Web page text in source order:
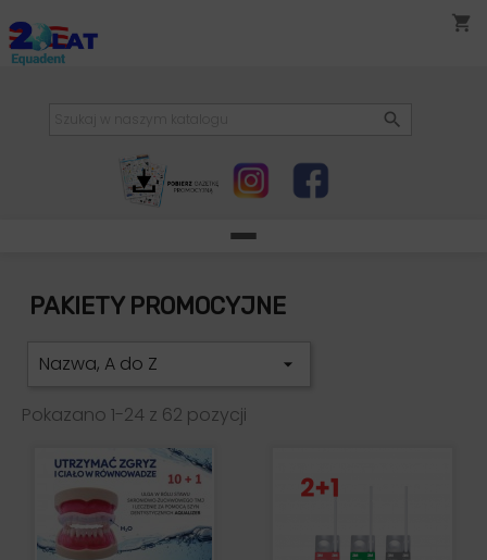
shopping_cart

PAKIETY PROMOCYJNE
Nazwa, A do Z 
Pokazano 1-24 z 62 pozycji